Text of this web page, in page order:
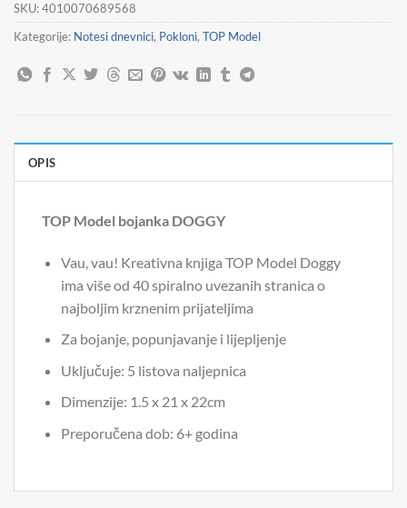
SKU:4010070689568
Kategorije: Notesi dnevnici, Pokloni, TOP Model
OPIS
TOP Model bojanka DOGGY
Vau, vau! Kreativna knjiga TOP Model Doggy
ima više od 40 spiralno uvezanih stranica o
najboljim krznenim prijateljima
Za bojanje, popunjavanje i lijepljenje
Uključuje: 5 listova naljepnica
Dimenzije: 1.5 x 21 x 22cm
Preporučena dob: 6+ godina